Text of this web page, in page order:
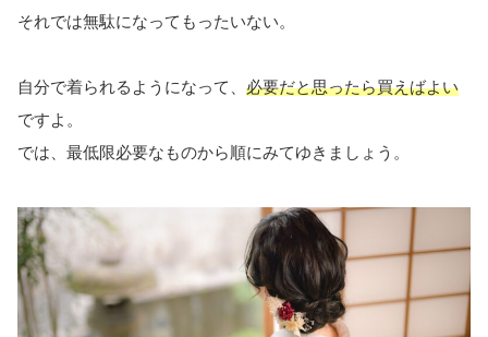
それでは無駄になってもったいない。
自分で着られるようになって、 必要だと思ったら買えばよい
ですよ。
では、最低限必要なものから順にみてゆきましょう。